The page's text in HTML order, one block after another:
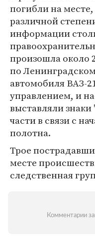
погибли на
различной
информации
произошла около
по
автомобиля ВАЗ-
управлением, и
выставляли
части в связи с
полотна.
Трое
месте
следственная
Комментарии